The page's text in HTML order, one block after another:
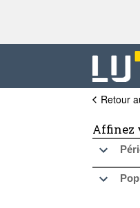
Retour
Affinez